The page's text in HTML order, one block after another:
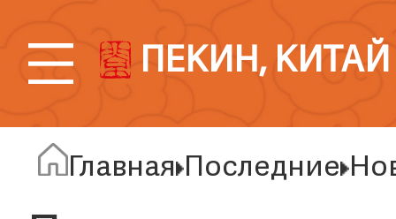
ПЕКИН, КИТАЙ
Главная Последние